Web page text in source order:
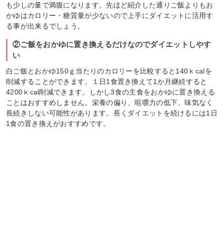
も少しの量で満腹になります。先ほど紹介した通りご飯よりもお
かゆはカロリー・糖質量が少ないので上手にダイエットに活用す
る事が出来るでしょう。
②ご飯をおかゆに置き換えるだけなのでダイエットしやす
い
白ご飯とおかゆ150ｇ当たりのカロリーを比較すると140ｋcalを
削減することができます。１日1食置き換えて1か月継続すると
4200ｋcal削減できます。しかし3食の主食をおかゆに置き換える
ことはおすすめしません。栄養の偏り、咀嚼力の低下、味気なく
長続きしない可能性があります。長くダイエットを続けるには1日
1食の置き換えがおすすめです。